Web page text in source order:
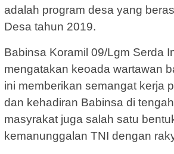
adalah program desa yang
Desa tahun 2019.
Babinsa Koramil 09/Lgm Serda
mengatakan keoada wartawan
ini memberikan semangat kerja
dan kehadiran Babinsa di
masyrakat juga salah satu
kemanunggalan TNI dengan